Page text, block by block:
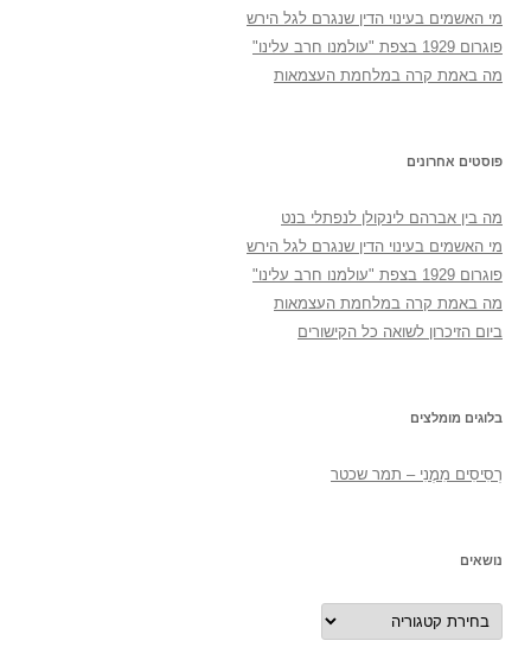
מי האשמים בעינוי הדין שנגרם לגל הירש
פוגרום 1929 בצפת "עולמנו חרב עלינו"
מה באמת קרה במלחמת העצמאות
פוסטים אחרונים
מה בין אברהם לינקולן לנפתלי בנט
מי האשמים בעינוי הדין שנגרם לגל הירש
פוגרום 1929 בצפת "עולמנו חרב עלינו"
מה באמת קרה במלחמת העצמאות
ביום הזיכרון לשואה כל הקישורים
בלוגים מומלצים
רְסִיסִים מִמֶנִי – תמר שכטר
נושאים
נושאים